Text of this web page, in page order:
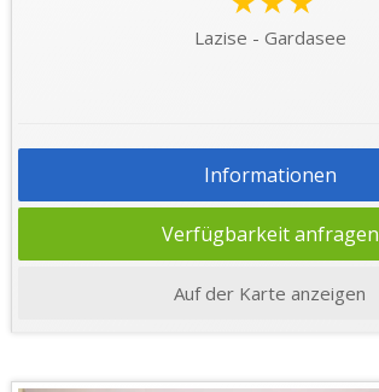
Lazise - Gardasee
Informationen
Verfügbarkeit anfragen
Auf der Karte anzeigen